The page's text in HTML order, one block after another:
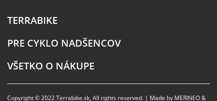
TERRABIKE
PRE CYKLO NADŠENCOV
VŠETKO O NÁKUPE
Copyright © 2022 Terrabike.sk, All rights reserved. | Made by MERINEO &